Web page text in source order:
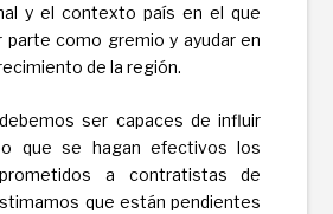
y el contexto país en el que
parte como gremio y ayudar en
de la región.
ser capaces de influir
que se hagan efectivos los
a contratistas de
que están pendientes